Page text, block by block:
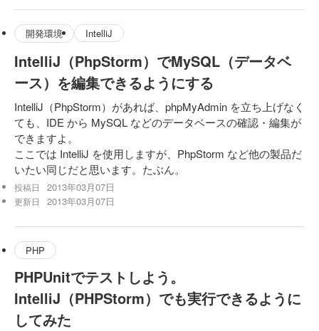
開発環境 IntelliJ
IntelliJ（PhpStorm）でMySQL（データベ
ース）を編集できるようにする
IntelliJ（PhpStorm）があれば、phpMyAdmin を立ち上げなく
ても、IDE から MySQL などのデータベースの確認・編集が
できますよ。
ここでは IntelliJ を使用しますが、PhpStorm など他の製品だ
いたい同じだと思います。たぶん。
投稿日 2013年03月07日
更新日 2013年03月07日
PHP
PHPUnitでテストしよう。
IntelliJ（PHPStorm）でも実行できるように
してみた